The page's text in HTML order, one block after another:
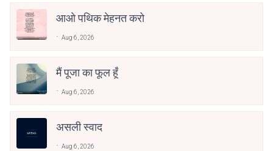
आओ पथिक मेहनत करो
Aug 6, 2026
मैं पूजा का फूल हूँ
Aug 6, 2026
असली स्वाद
Aug 6, 2026